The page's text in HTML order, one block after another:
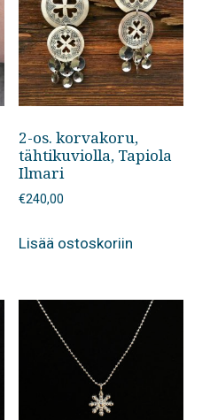
2-os. korvakoru,
tähtikuviolla, Tapiola
Ilmari
€240,00
Lisää ostoskoriin